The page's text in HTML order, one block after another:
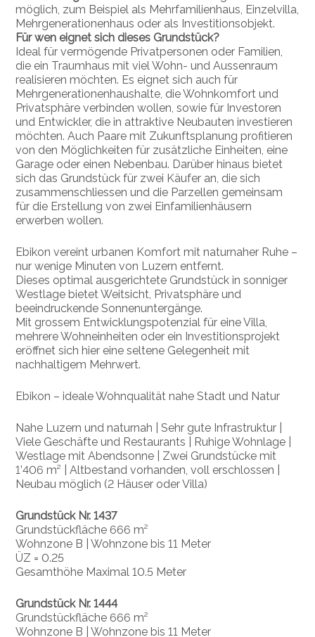
möglich, zum Beispiel als Mehrfamilienhaus, Einzelvilla,
Mehrgenerationenhaus oder als Investitionsobjekt.
Für wen eignet sich dieses Grundstück?
Ideal für vermögende Privatpersonen oder Familien,
die ein Traumhaus mit viel Wohn- und Aussenraum
realisieren möchten. Es eignet sich auch für
Mehrgenerationenhaushalte, die Wohnkomfort und
Privatsphäre verbinden wollen, sowie für Investoren
und Entwickler, die in attraktive Neubauten investieren
möchten. Auch Paare mit Zukunftsplanung profitieren
von den Möglichkeiten für zusätzliche Einheiten, eine
Garage oder einen Nebenbau. Darüber hinaus bietet
sich das Grundstück für zwei Käufer an, die sich
zusammenschliessen und die Parzellen gemeinsam
für die Erstellung von zwei Einfamilienhäusern
erwerben wollen.
Ebikon vereint urbanen Komfort mit naturnaher Ruhe –
nur wenige Minuten von Luzern entfernt.
Dieses optimal ausgerichtete Grundstück in sonniger
Westlage bietet Weitsicht, Privatsphäre und
beeindruckende Sonnenuntergänge.
Mit grossem Entwicklungspotenzial für eine Villa,
mehrere Wohneinheiten oder ein Investitionsprojekt
eröffnet sich hier eine seltene Gelegenheit mit
nachhaltigem Mehrwert.
Ebikon – ideale Wohnqualität nahe Stadt und Natur
Nahe Luzern und naturnah | Sehr gute Infrastruktur |
Viele Geschäfte und Restaurants | Ruhige Wohnlage |
Westlage mit Abendsonne | Zwei Grundstücke mit
1’406 m² | Altbestand vorhanden, voll erschlossen |
Neubau möglich (2 Häuser oder Villa)
Grundstück Nr. 1437
Grundstückfläche 666 m²
Wohnzone B | Wohnzone bis 11 Meter
ÜZ = 0.25
Gesamthöhe Maximal 10.5 Meter
Grundstück Nr. 1444
Grundstückfläche 666 m²
Wohnzone B | Wohnzone bis 11 Meter